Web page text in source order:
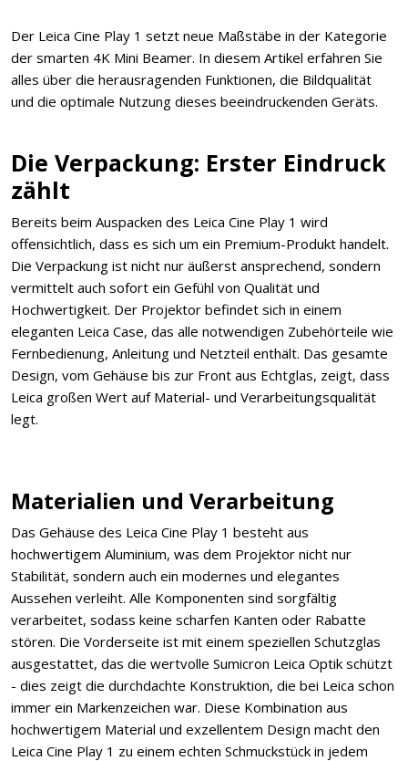
Der Leica Cine Play 1 setzt neue Maßstäbe in der Kategorie
der smarten 4K Mini Beamer. In diesem Artikel erfahren Sie
alles über die herausragenden Funktionen, die Bildqualität
und die optimale Nutzung dieses beeindruckenden Geräts.
Die Verpackung: Erster Eindruck
zählt
Bereits beim Auspacken des Leica Cine Play 1 wird
offensichtlich, dass es sich um ein Premium-Produkt handelt.
Die Verpackung ist nicht nur äußerst ansprechend, sondern
vermittelt auch sofort ein Gefühl von Qualität und
Hochwertigkeit. Der Projektor befindet sich in einem
eleganten Leica Case, das alle notwendigen Zubehörteile wie
Fernbedienung, Anleitung und Netzteil enthält. Das gesamte
Design, vom Gehäuse bis zur Front aus Echtglas, zeigt, dass
Leica großen Wert auf Material- und Verarbeitungsqualität
legt.
Materialien und Verarbeitung
Das Gehäuse des Leica Cine Play 1 besteht aus
hochwertigem Aluminium, was dem Projektor nicht nur
Stabilität, sondern auch ein modernes und elegantes
Aussehen verleiht. Alle Komponenten sind sorgfältig
verarbeitet, sodass keine scharfen Kanten oder Rabatte
stören. Die Vorderseite ist mit einem speziellen Schutzglas
ausgestattet, das die wertvolle Sumicron Leica Optik schützt
- dies zeigt die durchdachte Konstruktion, die bei Leica schon
immer ein Markenzeichen war. Diese Kombination aus
hochwertigem Material und exzellentem Design macht den
Leica Cine Play 1 zu einem echten Schmuckstück in jedem